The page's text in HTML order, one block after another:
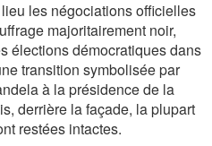
lieu les négociations officielles
majoritairement noir,
élections démocratiques dans
transition symbolisée par
à la présidence de la
derrière la façade, la plupart
restées intactes.